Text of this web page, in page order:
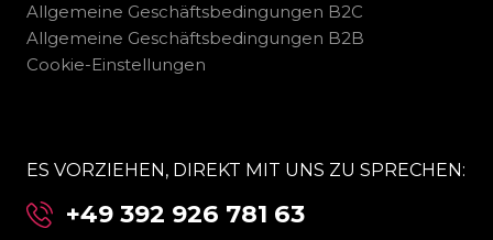
Allgemeine Geschäftsbedingungen B2C
Allgemeine Geschäftsbedingungen B2B
Cookie-Einstellungen
ES VORZIEHEN, DIREKT MIT UNS ZU SPRECHEN:
+49 392 926 781 63